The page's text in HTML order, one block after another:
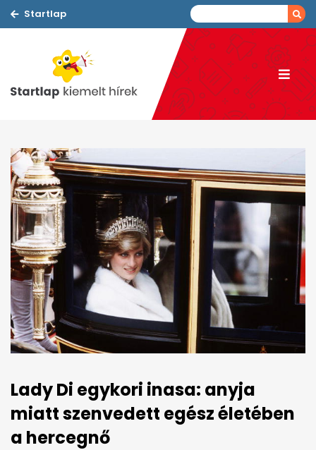
Startlap
Lady Di egykori inasa: anyja
miatt szenvedett egész életében
a hercegnő